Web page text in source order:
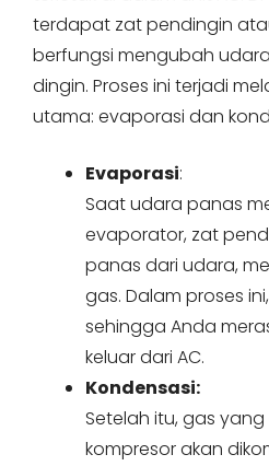
terdapat zat pendingin
berfungsi mengubah
dingin. Proses ini terjadi
utama: evaporasi dan
Evaporasi:
Saat udara panas
evaporator, zat
panas dari udara,
gas. Dalam proses
sehingga Anda
keluar dari AC.
Kondensasi:
Setelah itu, gas
kompresor akan